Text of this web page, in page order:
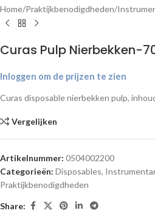
Home Praktijkbenodigdheden
Curas Pulp Nierbekken-
Inloggen om de prijzen te zien
Curas disposable nierbekken pulp,
Vergelijken
Artikelnummer: 0504002200
Categorieën: Disposables,
Praktijkbenodigdheden
Share: